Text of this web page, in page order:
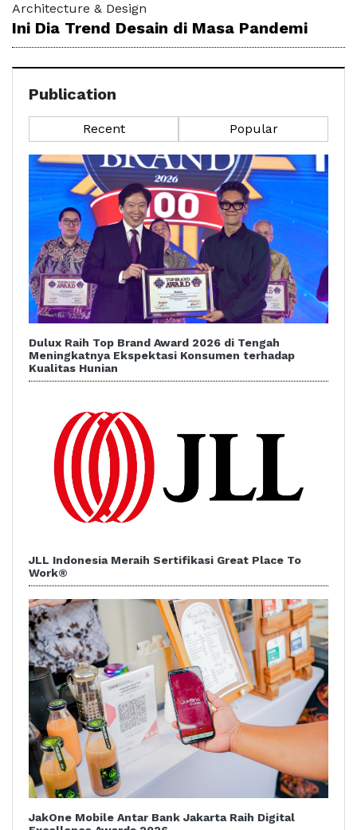
Architecture & Design
Ini Dia Trend Desain di Masa Pandemi
Publication
Recent Popular
Dulux Raih Top Brand Award 2026 di Tengah
Meningkatnya Ekspektasi Konsumen terhadap
Kualitas Hunian
JLL Indonesia Meraih Sertifikasi Great Place To
Work®
JakOne Mobile Antar Bank Jakarta Raih Digital